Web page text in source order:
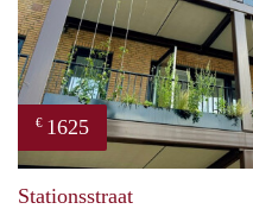
€ 1625
Stationsstraat